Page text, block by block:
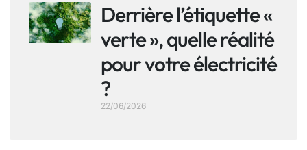
Derrière l’étiquette «
verte », quelle réalité
pour votre électricité
?
22/06/2026